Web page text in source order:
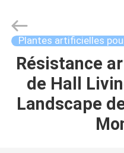
MAISON
PRODUITS
Crafts
Factory.
Rights
Reserved.
Developed
Plantes artificielles
Résistance
de Hall
Landscape